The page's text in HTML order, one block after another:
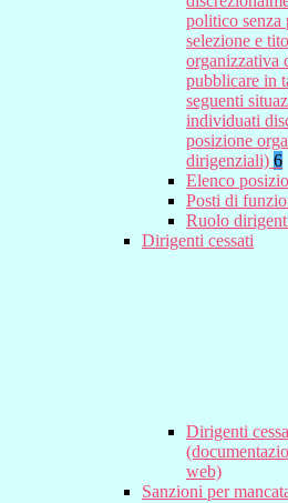
politico senza
selezione e
organizzativa
pubblicare in
seguenti
individuati
posizione
dirigenziali) 6
Elenco
Posti di
Ruolo
Dirigenti cessati
Dirigenti
web)
Sanzioni per